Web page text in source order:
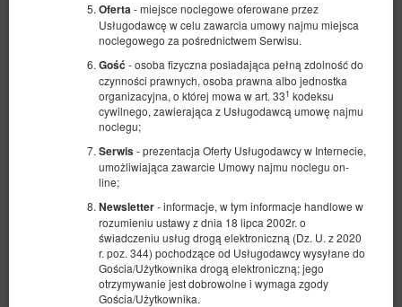
Oferta - miejsce noclegowe oferowane przez
Usługodawcę w celu zawarcia umowy najmu miejsca
noclegowego za pośrednictwem Serwisu.
Gość - osoba fizyczna posiadająca pełną zdolność do
czynności prawnych, osoba prawna albo jednostka
organizacyjna, o której mowa w art. 331 kodeksu
cywilnego, zawierająca z Usługodawcą umowę najmu
noclegu;
Serwis - prezentacja Oferty Usługodawcy w Internecie,
umożliwiająca zawarcie Umowy najmu noclegu on-
line;
Newsletter- informacje, w tym informacje handlowe w
rozumieniu ustawy z dnia 18 lipca 2002r. o
świadczeniu usług drogą elektroniczną (Dz. U. z 2020
r. poz. 344) pochodzące od Usługodawcy wysyłane do
Gościa/Użytkownika drogą elektroniczną; jego
otrzymywanie jest dobrowolne i wymaga zgody
Gościa/Użytkownika.
Apartament BDSM - Glamour
Dostępna liczba: 1
pow. 60,00 m
1 sypialnia
1 bardzo duże łóżko podwójne (King)
1 600,00 zł
Udostępnij Szczegóły Dostępność
Pokaż oferty